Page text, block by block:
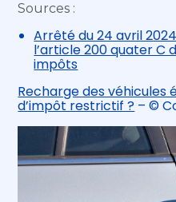
Sources :
Arrêté du 24 avril
l’article 200 quater C
impôts
Recharge des véhicules
d’impôt restrictif ? – ©